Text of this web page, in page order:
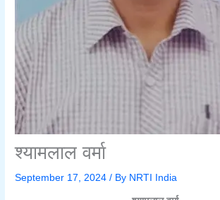
श्यामलाल वर्मा
September 17, 2024/ By NRTI India